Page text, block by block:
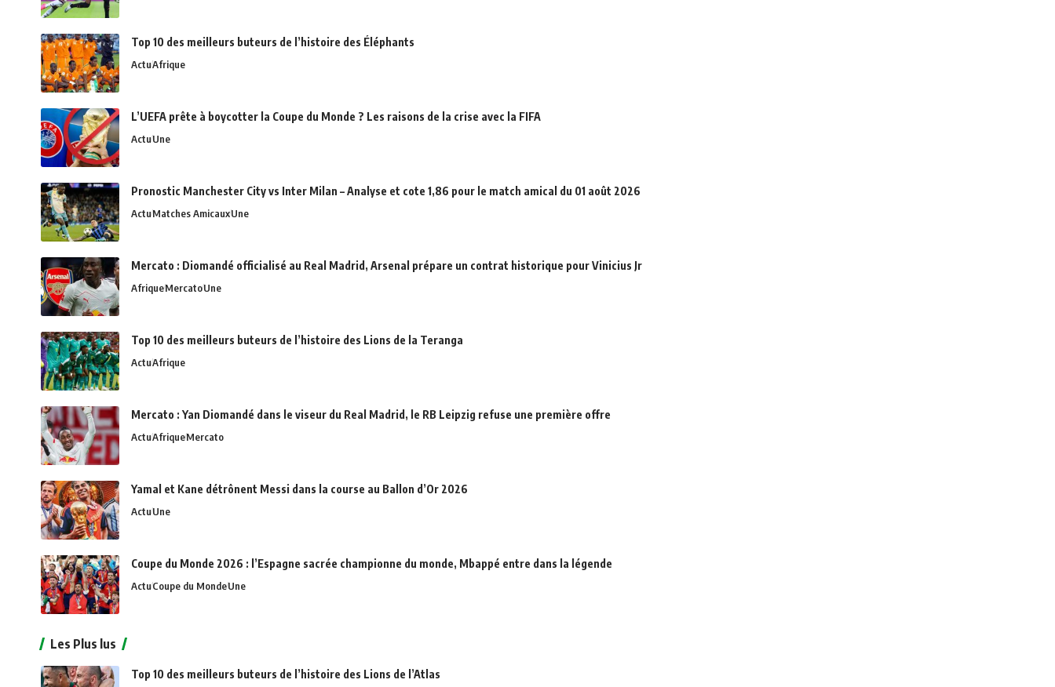
Top 10 des meilleurs buteurs de l’histoire des Éléphants
ActuAfrique
L’UEFA prête à boycotter la Coupe du Monde ? Les raisons de la crise avec la FIFA
ActuUne
Pronostic Manchester City vs Inter Milan – Analyse et cote 1,86 pour le match amical du 01 août 2026
ActuMatches AmicauxUne
Mercato : Diomandé officialisé au Real Madrid, Arsenal prépare un contrat historique pour Vinicius Jr
AfriqueMercatoUne
Top 10 des meilleurs buteurs de l’histoire des Lions de la Teranga
ActuAfrique
Mercato : Yan Diomandé dans le viseur du Real Madrid, le RB Leipzig refuse une première offre
ActuAfriqueMercato
Yamal et Kane détrônent Messi dans la course au Ballon d’Or 2026
ActuUne
Coupe du Monde 2026 : l’Espagne sacrée championne du monde, Mbappé entre dans la légende
ActuCoupe du MondeUne
Les Plus lus
Top 10 des meilleurs buteurs de l’histoire des Lions de l’Atlas